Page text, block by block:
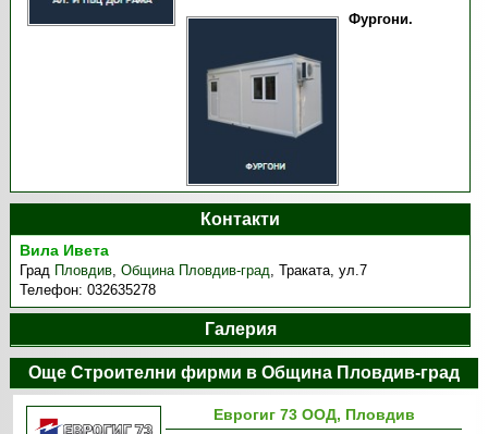
Фургони.
Контакти
Вила Ивета
Град Пловдив,Община Пловдив-град,Траката, ул.7
Телефон:032635278
Галерия
Още Строителни фирми в Община Пловдив-град
Еврогиг 73 ООД, Пловдив